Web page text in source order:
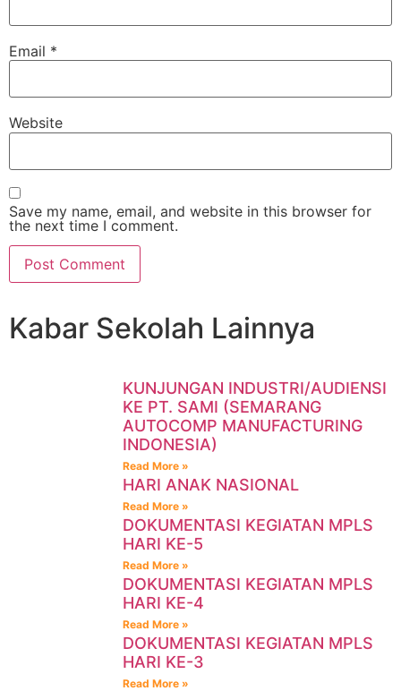
Email *
Website
Save my name, email, and website in this browser for
the next time I comment.
Kabar Sekolah Lainnya
KUNJUNGAN INDUSTRI/AUDIENSI
KE PT. SAMI (SEMARANG
AUTOCOMP MANUFACTURING
INDONESIA)
Read More »
HARI ANAK NASIONAL
Read More »
DOKUMENTASI KEGIATAN MPLS
HARI KE-5
Read More »
DOKUMENTASI KEGIATAN MPLS
HARI KE-4
Read More »
DOKUMENTASI KEGIATAN MPLS
HARI KE-3
Read More »